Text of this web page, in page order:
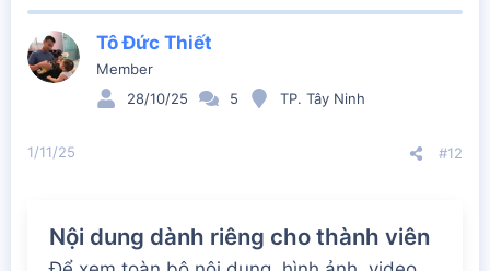
t
i
o
Tô Đức Thiết
Member
28/10/25
5 TP. Tây Ninh
1/11/25 #12
Nội dung dành riêng cho thành viên